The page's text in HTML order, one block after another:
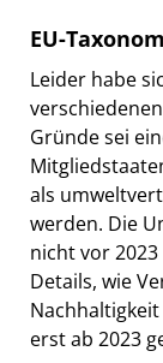
EU-
Leider habe
Gründe sei
als
werden. Die
nicht vor
Details, wie
erst ab 2023